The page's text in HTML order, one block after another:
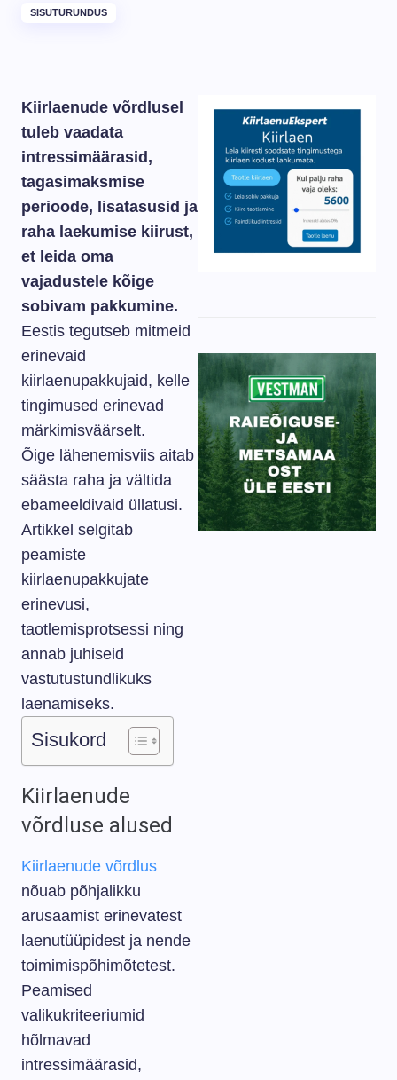
SISUTURUNDUS
Kiirlaenude võrdlusel
tuleb vaadata
intressimäärasid,
tagasimaksmise
perioode, lisatasusid ja
raha laekumise kiirust,
et leida oma
vajadustele kõige
sobivam pakkumine.
Eestis tegutseb mitmeid
erinevaid
kiirlaenupakkujaid, kelle
tingimused erinevad
märkimisväärselt.
Õige lähenemisviis aitab
säästa raha ja vältida
ebameeldivaid üllatusi.
Artikkel selgitab
peamiste
kiirlaenupakkujate
erinevusi,
taotlemisprotsessi ning
annab juhiseid
vastutustundlikuks
laenamiseks.
Sisukord
Kiirlaenude
võrdluse alused
Kiirlaenude võrdlus
nõuab põhjalikku
arusaamist erinevatest
laenutüüpidest ja nende
toimimispõhimõtetest.
Peamised
valikukriteeriumid
hõlmavad
intressimäärasid,